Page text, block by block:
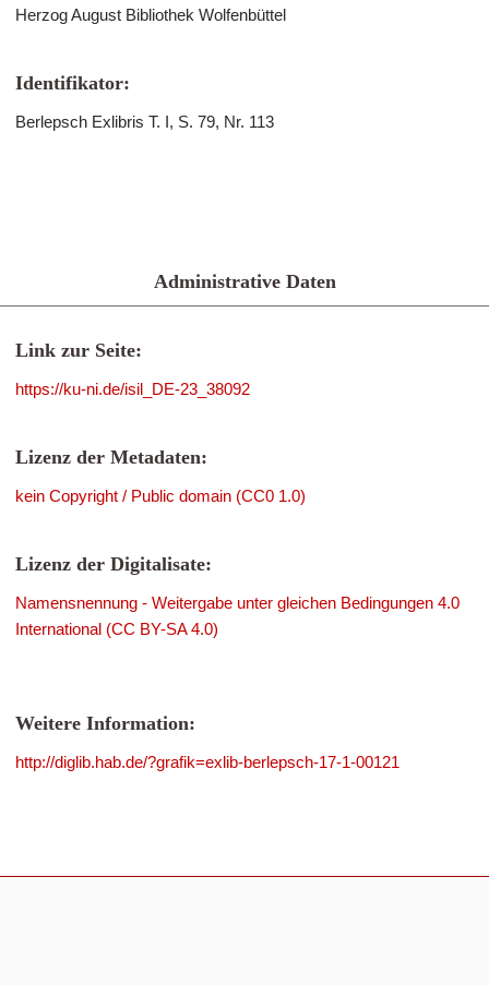
Herzog August Bibliothek Wolfenbüttel
Identifikator:
Berlepsch Exlibris T. I, S. 79, Nr. 113
Administrative Daten
Link zur Seite:
https://ku-ni.de/isil_DE-23_38092
Lizenz der Metadaten:
kein Copyright / Public domain (CC0 1.0)
Lizenz der Digitalisate:
Namensnennung - Weitergabe unter gleichen Bedingungen 4.0
International (CC BY-SA 4.0)
Weitere Information:
http://diglib.hab.de/?grafik=exlib-berlepsch-17-1-00121